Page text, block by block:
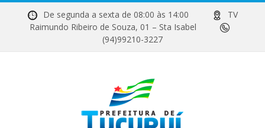
De segunda a sexta de 08:00 às 14:00
TV
Raimundo Ribeiro de Souza, 01 – Sta Isabel
(94)99210-3227